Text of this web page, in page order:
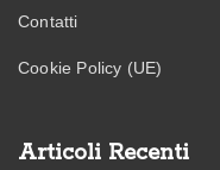
Contatti
Cookie Policy (UE)
Articoli Recenti